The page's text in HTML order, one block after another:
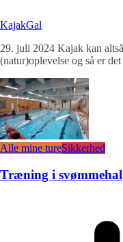
KajakGal
29. juli 2024 Kajak kan
(natur)oplevelse og så er
Alle mine tureSikkerhed
Træning i svømmehal